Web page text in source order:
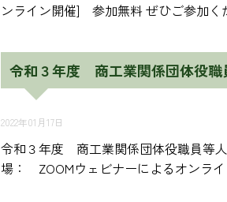
ンライン開催] 参加無料 ぜひご参加く
令和３年度 商工業関係団体役職
2022年01月17日
令和３年度 商工業関係団体役職員等
場： ZOOMウェビナーによるオンラ